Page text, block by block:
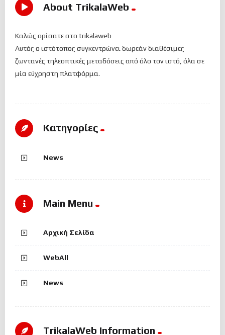
About TrikalaWeb
Καλώς ορίσατε στο trikalaweb
Αυτός ο ιστότοπος συγκεντρώνει δωρεάν διαθέσιμες
ζωντανές τηλεοπτικές μεταδόσεις από όλο τον ιστό, όλα σε
μία εύχρηστη πλατφόρμα.
Kατηγορίες
News
Main Menu
Αρχική Σελίδα
WebAll
News
TrikalaWeb Ιnformation